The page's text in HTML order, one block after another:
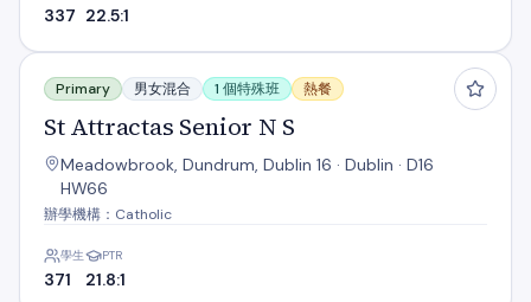
337 22.5:1
St Attractas Senior N S
Primary 男女混合 1 個特殊班 熱餐
St Attractas Senior N S
Meadowbrook, Dundrum, Dublin 16 · Dublin · D16
HW66
辦學機構：Catholic
學生
371
PTR
21.8:1